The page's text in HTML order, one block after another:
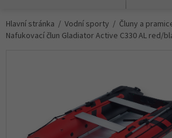
Hlavní stránka Vodní sporty Čluny a
Nafukovací člun Gladiator Active C330 AL red/